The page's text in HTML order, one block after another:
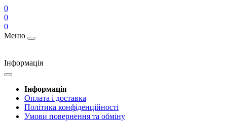
0
0
0
Меню
Інформація
Інформація
Оплата і доставка
Політика конфіденційності
Умови повернення та обміну